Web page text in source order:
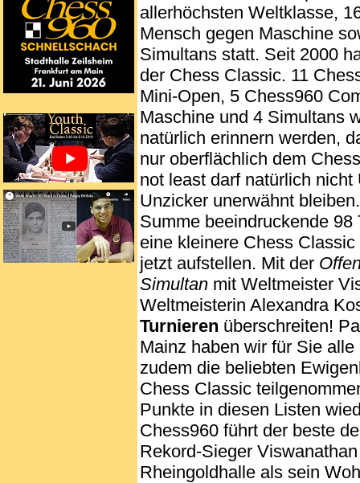
allerhöchsten Weltklasse,
Mensch gegen Maschine
Simultans statt. Seit 2000
der Chess Classic. 11
Mini-Open, 5 Chess960
Maschine und 4 Simultans
natürlich erinnern werden,
nur oberflächlich dem
not least darf natürlich
Unzicker unerwähnt
Summe beeindruckende
eine kleinere Chess
jetzt aufstellen. Mit der
Simultan mit Weltmeister
Weltmeisterin Alexandra
Turnieren überschreiten!
Mainz haben wir für Sie
zudem die beliebten
Chess Classic
Punkte in diesen Listen
Chess960 führt der beste
Rekord-Sieger
Rheingoldhalle als sein